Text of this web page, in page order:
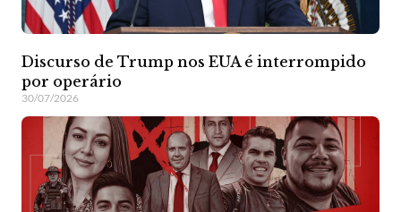
Discurso de Trump nos EUA é interrompido
por operário
30/07/2026